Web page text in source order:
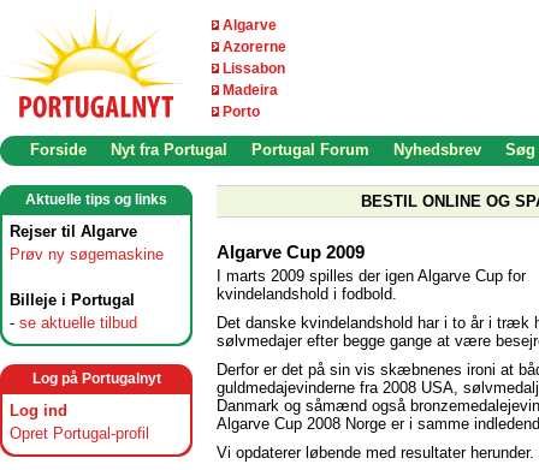
Algarve
Azorerne
Lissabon
Madeira
Porto
Forside Nyt fra Portugal Portugal Forum Nyhedsbrev Søg
Aktuelle tips og links
Rejser til Algarve
Prøv ny søgemaskine
Billeje i Portugal
- se aktuelle tilbud
Log på Portugalnyt
Log ind
Opret Portugal-profil
BESTIL ONLINE OG
Algarve Cup 2009
I marts 2009 spilles der igen Algarve Cup for
kvindelandshold i fodbold.
Det danske kvindelandshold har i to år i træk
sølvmedajer efter begge gange at være
Derfor er det på sin vis skæbnenes ironi at
guldmedajevinderne fra 2008 USA,
Danmark og såmænd også
Algarve Cup 2008 Norge er i samme
Vi opdaterer løbende med resultater herunder.